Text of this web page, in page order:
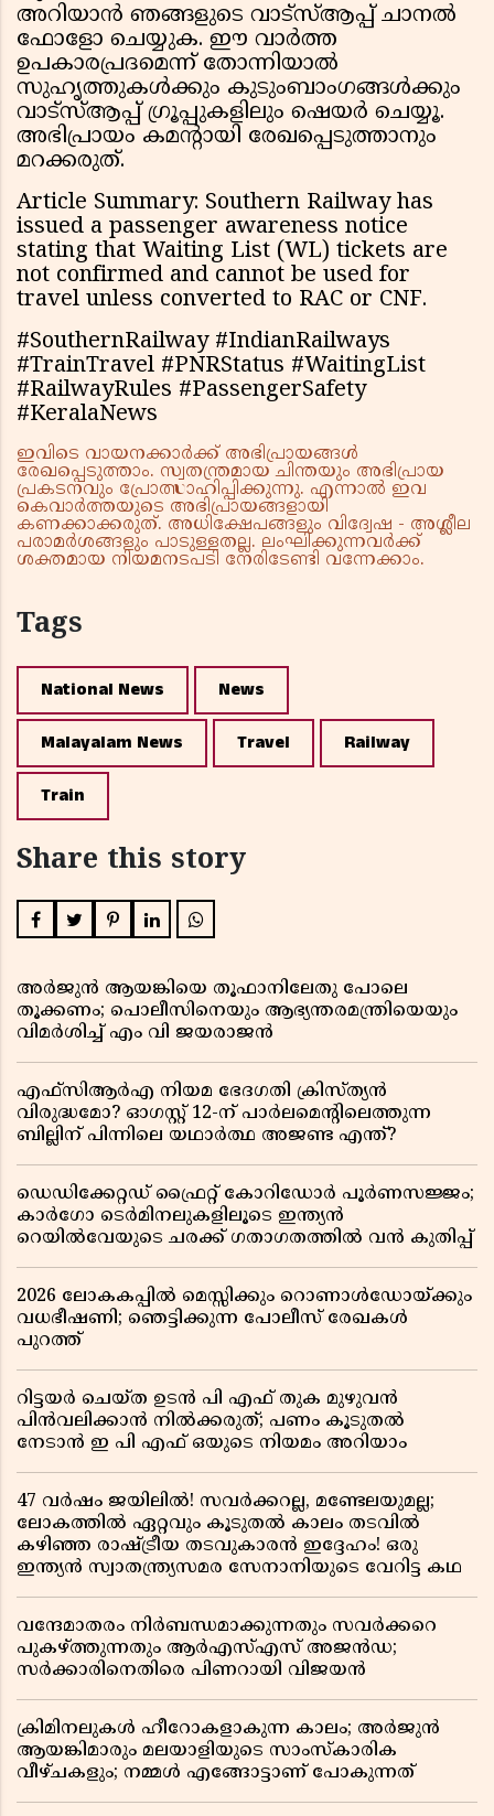
അറിയാൻ ഞങ്ങളുടെ വാട്സ്ആപ്പ് ചാനൽ
ഫോളോ ചെയ്യുക. ഈ വാർത്ത
ഉപകാരപ്രദമെന്ന് തോന്നിയാൽ
സുഹൃത്തുകൾക്കും കുടുംബാംഗങ്ങൾക്കും
വാട്സ്ആപ്പ് ഗ്രൂപ്പുകളിലും ഷെയർ ചെയ്യൂ.
അഭിപ്രായം കമന്റായി രേഖപ്പെടുത്താനും
മറക്കരുത്.
Article Summary: Southern Railway has
issued a passenger awareness notice
stating that Waiting List (WL) tickets are
not confirmed and cannot be used for
travel unless converted to RAC or CNF.
#SouthernRailway #IndianRailways
#TrainTravel #PNRStatus #WaitingList
#RailwayRules #PassengerSafety
#KeralaNews
ഇവിടെ വായനക്കാർക്ക് അഭിപ്രായങ്ങൾ
രേഖപ്പെടുത്താം. സ്വതന്ത്രമായ ചിന്തയും അഭിപ്രായ
പ്രകടനവും പ്രോത്സാഹിപ്പിക്കുന്നു. എന്നാൽ ഇവ
കെവാർത്തയുടെ അഭിപ്രായങ്ങളായി
കണക്കാക്കരുത്. അധിക്ഷേപങ്ങളും വിദ്വേഷ - അശ്ലീല
പരാമർശങ്ങളും പാടുള്ളതല്ല. ലംഘിക്കുന്നവർക്ക്
ശക്തമായ നിയമനടപടി നേരിടേണ്ടി വന്നേക്കാം.
Tags
National News News
Malayalam News Travel Railway
Train
Share this story
അർജുൻ ആയങ്കിയെ തൂഫാനിലേതു പോലെ
തൂക്കണം; പൊലീസിനെയും ആഭ്യന്തരമന്ത്രിയെയും
വിമർശിച്ച് എം വി ജയരാജൻ
എഫ്സിആർഎ നിയമ ഭേദഗതി ക്രിസ്ത്യൻ
വിരുദ്ധമോ? ഓഗസ്റ്റ് 12-ന് പാർലമെന്റിലെത്തുന്ന
ബില്ലിന് പിന്നിലെ യഥാർത്ഥ അജണ്ട എന്ത്?
ഡെഡിക്കേറ്റഡ് ഫ്രൈറ്റ് കോറിഡോർ പൂർണസജ്ജം;
കാർഗോ ടെർമിനലുകളിലൂടെ ഇന്ത്യൻ
റെയിൽവേയുടെ ചരക്ക് ഗതാഗതത്തിൽ വൻ കുതിപ്പ്
2026 ലോകകപ്പിൽ മെസ്സിക്കും റൊണാൾഡോയ്ക്കും
വധഭീഷണി; ഞെട്ടിക്കുന്ന പോലീസ് രേഖകൾ
പുറത്ത്
റിട്ടയർ ചെയ്ത ഉടൻ പി എഫ് തുക മുഴുവൻ
പിൻവലിക്കാൻ നിൽക്കരുത്; പണം കൂടുതൽ
നേടാൻ ഇ പി എഫ് ഒയുടെ നിയമം അറിയാം
47 വർഷം ജയിലിൽ! സവർക്കറല്ല, മണ്ടേലയുമല്ല;
ലോകത്തിൽ ഏറ്റവും കൂടുതൽ കാലം തടവിൽ
കഴിഞ്ഞ രാഷ്ട്രീയ തടവുകാരൻ ഇദ്ദേഹം! ഒരു
ഇന്ത്യൻ സ്വാതന്ത്ര്യസമര സേനാനിയുടെ വേറിട്ട കഥ
വന്ദേമാതരം നിർബന്ധമാക്കുന്നതും സവർക്കറെ
പുകഴ്ത്തുന്നതും ആർഎസ്എസ് അജൻഡ;
സർക്കാരിനെതിരെ പിണറായി വിജയൻ
ക്രിമിനലുകൾ ഹീറോകളാകുന്ന കാലം; അർജുൻ
ആയങ്കിമാരും മലയാളിയുടെ സാംസ്കാരിക
വീഴ്ചകളും; നമ്മൾ എങ്ങോട്ടാണ് പോകുന്നത്